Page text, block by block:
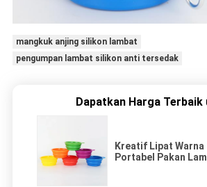
mangkuk anjing silikon lambat
pengumpan lambat silikon anti tersedak
Dapatkan Harga Terbaik
Kreatif Lipat Warna
Portabel Pakan